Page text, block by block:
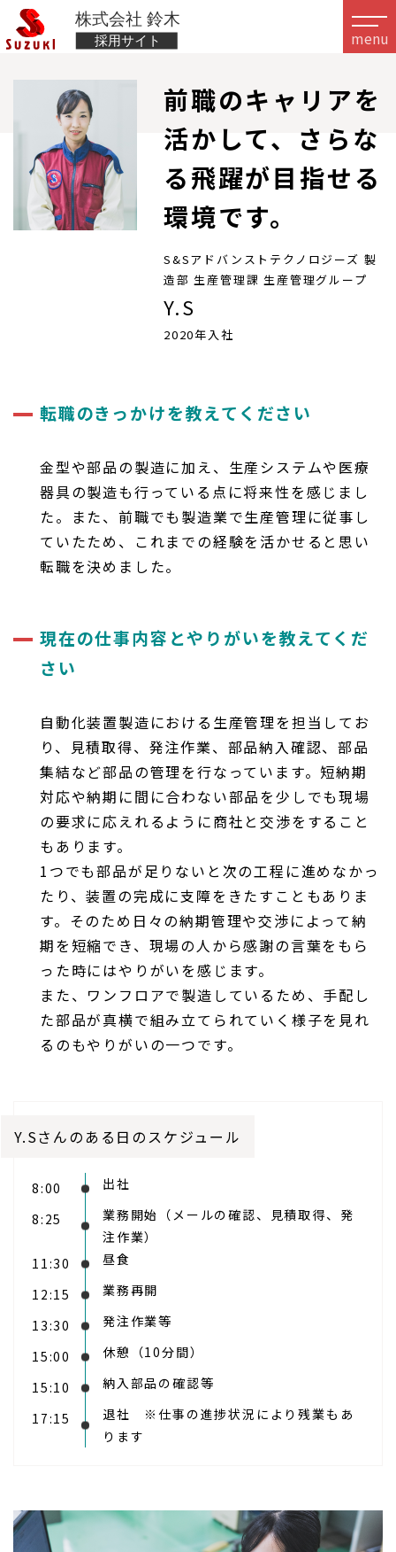
前職のキャリアを
活かして、さらな
る飛躍が目指せる
環境です。
S&Sアドバンストテクノロジーズ 製
造部 生産管理課 生産管理グループ
Y.S
2020年入社
転職のきっかけを教えてください
金型や部品の製造に加え、生産システムや医療
器具の製造も行っている点に将来性を感じまし
た。また、前職でも製造業で生産管理に従事し
ていたため、これまでの経験を活かせると思い
転職を決めました。
現在の仕事内容とやりがいを教えてくだ
さい
自動化装置製造における生産管理を担当してお
り、見積取得、発注作業、部品納入確認、部品
集結など部品の管理を行なっています。短納期
対応や納期に間に合わない部品を少しでも現場
の要求に応えれるように商社と交渉をすること
もあります。
1つでも部品が足りないと次の工程に進めなかっ
たり、装置の完成に支障をきたすこともありま
す。そのため日々の納期管理や交渉によって納
期を短縮でき、現場の人から感謝の言葉をもら
った時にはやりがいを感じます。
また、ワンフロアで製造しているため、手配し
た部品が真横で組み立てられていく様子を見れ
るのもやりがいの一つです。
Y.Sさんのある日のスケジュール
8:00
出社
8:25
業務開始（メールの確認、見積取得、発
注作業）
11:30
昼食
12:15
業務再開
13:30
発注作業等
15:00
休憩（10分間）
15:10
納入部品の確認等
17:15
退社 ※仕事の進捗状況により残業もあ
ります
menu